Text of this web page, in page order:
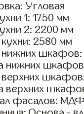
Угловая
1: 1750 мм
2: 2200 мм
2580 мм
нижних шкафов:
нижних
верхних
фасадов: